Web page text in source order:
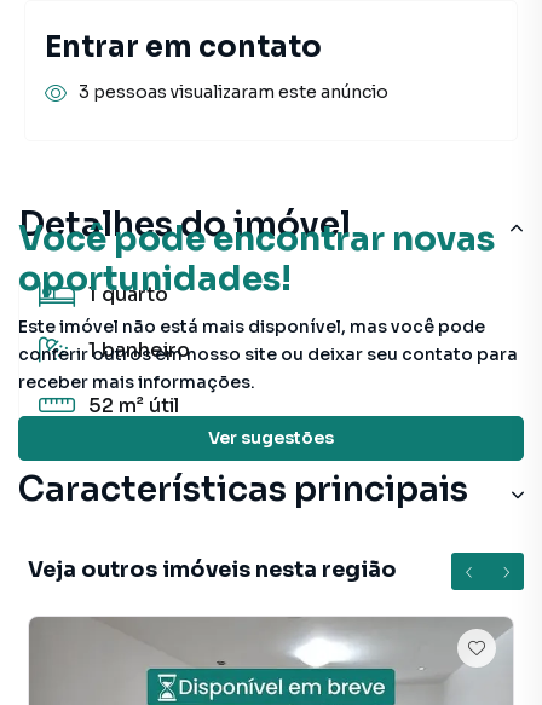
Você pode encontrar novas
oportunidades!
Este imóvel não está mais disponível, mas você pode
conferir outros em nosso site ou deixar seu contato para
receber mais informações.
Ver sugestões
Detalhes do imóvel
1 quarto
1banheiro
52 m² útil
Características principais
Aquecimento Elétrico
Veja outros imóveis nesta região
Entrar em contato
3 pessoas visualizaram este anúncio